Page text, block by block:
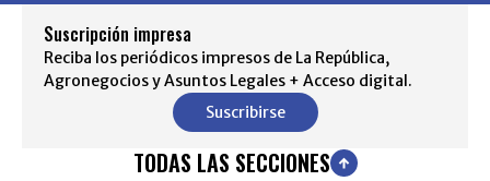
Suscripción impresa
Reciba los periódicos impresos de La República,
Agronegocios y Asuntos Legales + Acceso digital.
Suscribirse
TODAS LAS SECCIONES